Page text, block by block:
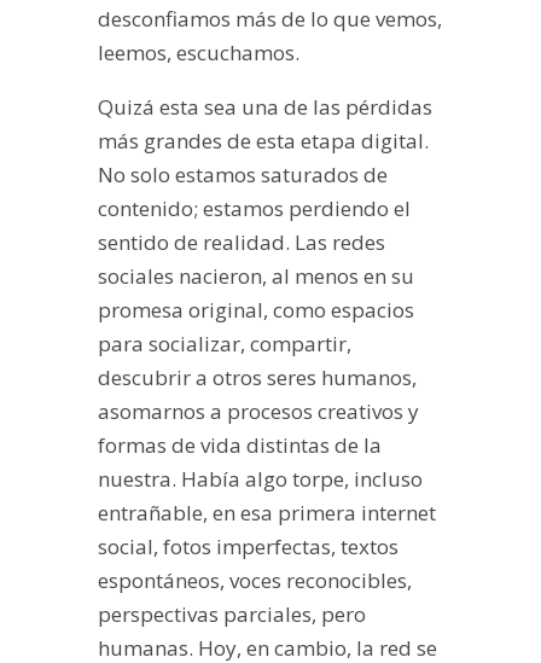
desconfiamos más de lo que vemos,
leemos, escuchamos.
Quizá esta sea una de las pérdidas
más grandes de esta etapa digital.
No solo estamos saturados de
contenido; estamos perdiendo el
sentido de realidad. Las redes
sociales nacieron, al menos en su
promesa original, como espacios
para socializar, compartir,
descubrir a otros seres humanos,
asomarnos a procesos creativos y
formas de vida distintas de la
nuestra. Había algo torpe, incluso
entrañable, en esa primera internet
social, fotos imperfectas, textos
espontáneos, voces reconocibles,
perspectivas parciales, pero
humanas. Hoy, en cambio, la red se